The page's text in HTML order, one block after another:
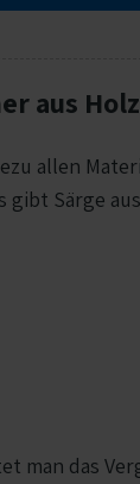
aus
allen
gibt Särge aus
man das